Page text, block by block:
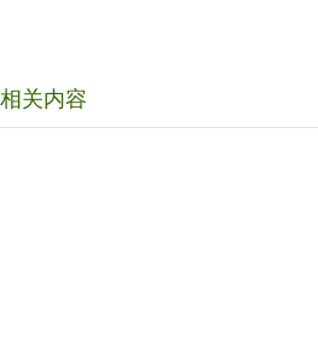
相关内容